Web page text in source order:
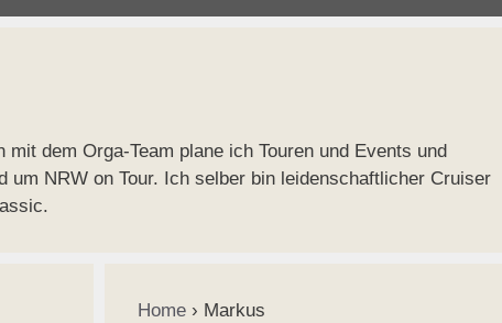
dem Orga-Team plane ich Touren und Events und
um NRW on Tour. Ich selber bin leidenschaftlicher Cruiser
Home › Markus